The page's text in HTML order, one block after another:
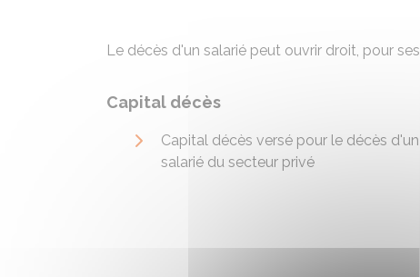
Le décès d'un salarié peut ouvrir droit, pour ses
Capital décès
Capital décès versé pour le décès d'un
salarié du secteur privé